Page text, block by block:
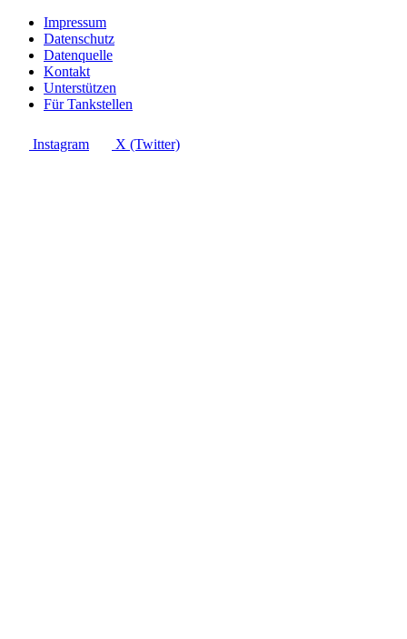
Impressum
Datenschutz
Datenquelle
Kontakt
Unterstützen
Für Tankstellen
Instagram X (Twitter)